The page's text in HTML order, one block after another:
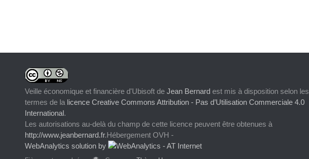
Veille économique et financière d'Ubisoft de Jean Bernard est mis à disposition selon les
termes de la licence Creative Commons Attribution - Pas d’Utilisation Commerciale 4.0
International.
Les autorisations au-delà du champ de cette licence peuvent être obtenues à
http://www.jeanbernard.fr.Hébergement OVH -
WebAnalytics solution by